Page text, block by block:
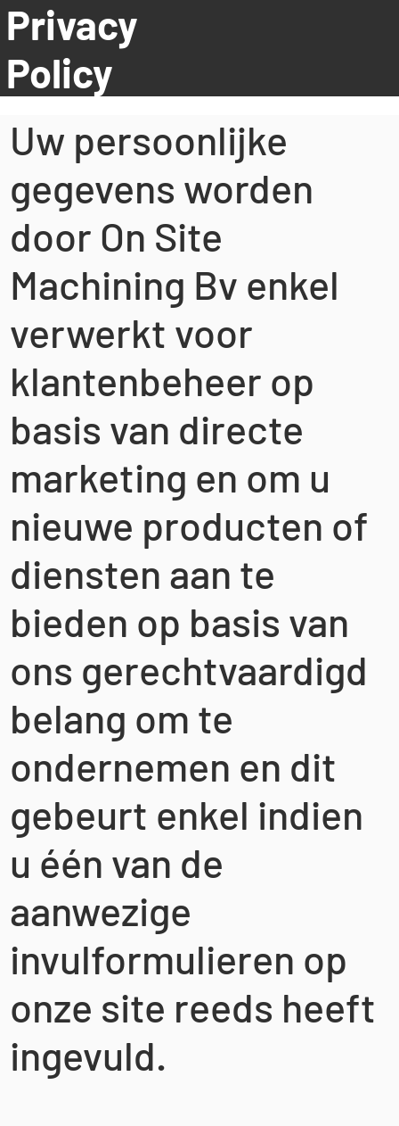
Privacy
Policy
Uw persoonlijke
gegevens worden
door On Site
Machining Bv enkel
verwerkt voor
klantenbeheer op
basis van directe
marketing en om u
nieuwe producten of
diensten aan te
bieden op basis van
ons gerechtvaardigd
belang om te
ondernemen en dit
gebeurt enkel indien
u één van de
aanwezige
invulformulieren op
onze site reeds heeft
ingevuld.